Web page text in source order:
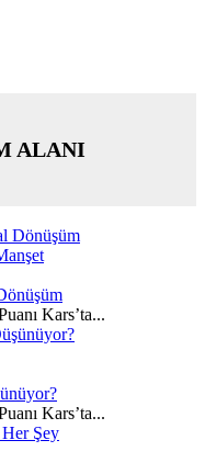
ALANI
Kars’ta...
Kars’ta...